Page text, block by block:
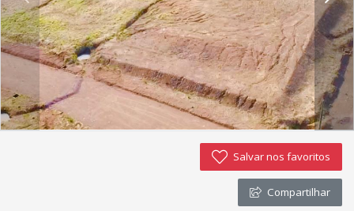
Salvar nos favoritos
Compartilhar